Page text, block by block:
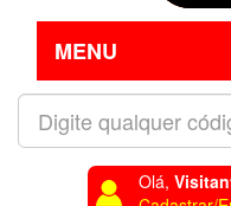
MENU
Olá,